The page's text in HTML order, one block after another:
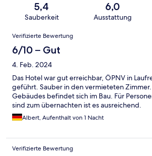
5,4
Sauberkeit
6,0
Ausstattung
Bewertungen
Verifizierte Bewertung
6/10 – Gut
4. Feb. 2024
Das Hotel war gut erreichbar, ÖPNV in
geführt. Sauber in den vermieteten Zimmer.
Gebäudes befindet sich im Bau. Für
sind zum übernachten ist es ausreichend.
Albert, Aufenthalt von 1 Nacht
Verifizierte Bewertung